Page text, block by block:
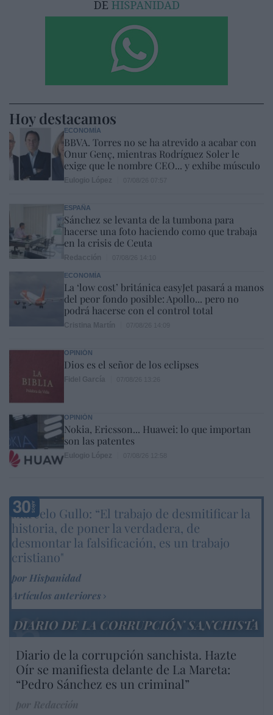
Hoy destacamos
ECONOMÍA
BBVA. Torres no se ha atrevido a acabar con
Onur Genç, mientras Rodríguez Soler le
exige que le nombre CEO... y exhibe músculo
ESPAÑA
Sánchez se levanta de la tumbona para
hacerse una foto haciendo como que trabaja
en la crisis de Ceuta
ECONOMÍA
La ‘low cost’ británica easyJet pasará a manos
del peor fondo posible: Apollo... pero no
podrá hacerse con el control total
OPINIÓN
Dios es el señor de los eclipses
OPINIÓN
Nokia, Ericsson... Huawei: lo que importan
son las patentes
Marcelo Gullo: “El trabajo de desmitificar la
historia, de poner la verdadera, de
desmontar la falsificación, es un trabajo
cristiano"
por Hispanidad
Artículos anteriores
DIARIO DE LA CORRUPCIÓN SANCHISTA
Diario de la corrupción sanchista. Hazte
Oír se manifiesta delante de La Mareta:
“Pedro Sánchez es un criminal”